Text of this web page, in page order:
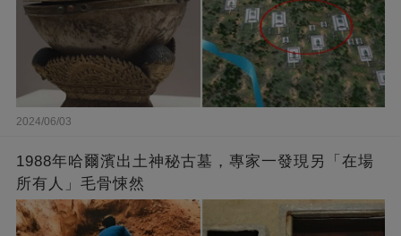
2024/06/03
1988年哈爾濱出土神秘古墓，專家一發現另「在場
所有人」毛骨悚然